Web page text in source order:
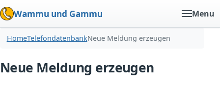
Wammu und Gammu Menu
HomeTelefondatenbankNeue Meldung erzeugen
Neue Meldung erzeugen